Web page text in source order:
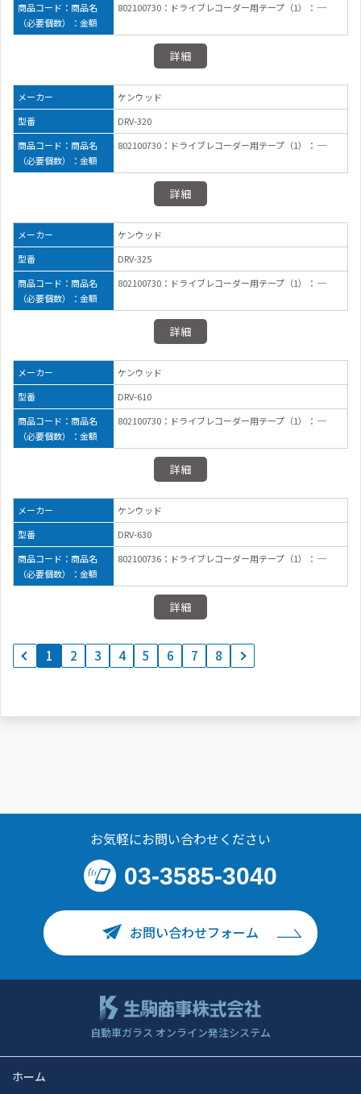
商品コード：商品名
（必要個数）：金額
802100730：ドライブレコーダー用テープ（1）： ─
詳細
メーカー
ケンウッド
型番
DRV-320
商品コード：商品名
（必要個数）：金額
802100730：ドライブレコーダー用テープ（1）： ─
詳細
メーカー
ケンウッド
型番
DRV-325
商品コード：商品名
（必要個数）：金額
802100730：ドライブレコーダー用テープ（1）： ─
詳細
メーカー
ケンウッド
型番
DRV-610
商品コード：商品名
（必要個数）：金額
802100730：ドライブレコーダー用テープ（1）： ─
詳細
メーカー
ケンウッド
型番
DRV-630
商品コード：商品名
（必要個数）：金額
802100736：ドライブレコーダー用テープ（1）： ─
詳細
1 2 3 4 5 6 7 8
お気軽にお問い合わせください
03-3585-3040
お問い合わせフォーム
自動車ガラス オンライン発注システム
ホーム